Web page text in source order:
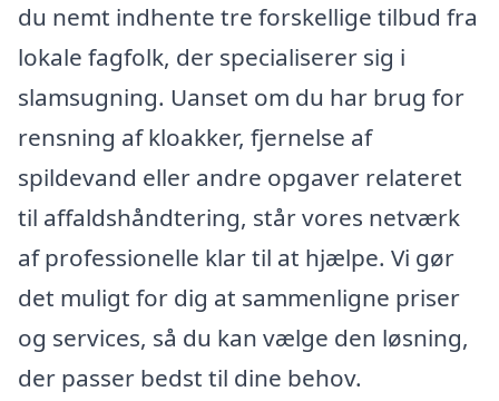
du nemt indhente tre forskellige tilbud fra
lokale fagfolk, der specialiserer sig i
slamsugning. Uanset om du har brug for
rensning af kloakker, fjernelse af
spildevand eller andre opgaver relateret
til affaldshåndtering, står vores netværk
af professionelle klar til at hjælpe. Vi gør
det muligt for dig at sammenligne priser
og services, så du kan vælge den løsning,
der passer bedst til dine behov.